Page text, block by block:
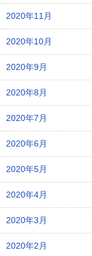
2020年11月
2020年10月
2020年9月
2020年8月
2020年7月
2020年6月
2020年5月
2020年4月
2020年3月
2020年2月